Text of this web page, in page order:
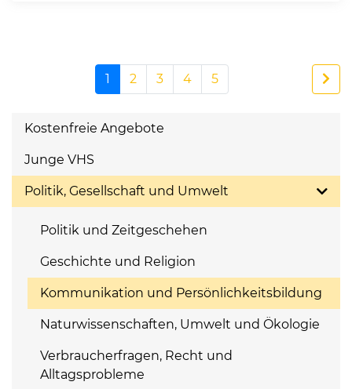
1 2 3 4 5
Kostenfreie Angebote
Junge VHS
Politik, Gesellschaft und Umwelt
Politik und Zeitgeschehen
Geschichte und Religion
Kommunikation und Persönlichkeitsbildung
Naturwissenschaften, Umwelt und Ökologie
Verbraucherfragen, Recht und
Alltagsprobleme